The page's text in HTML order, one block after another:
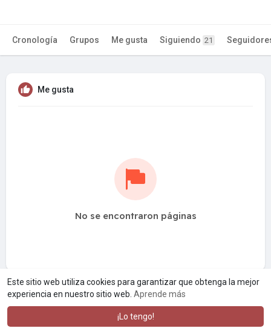
Este sitio web utiliza cookies para garantizar que obtenga la mejor
experiencia en nuestro sitio web. Aprende más
¡Lo tengo!
Cronología Grupos Me gusta Siguiendo 21
Me gusta
No se encontraron páginas